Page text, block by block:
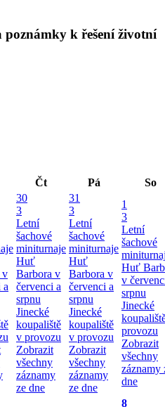
poznámky k řešení životní
Čt Pá
So
v
a
30
3
Letní
šachové
miniturnaje
Huť
Barbora v
červenci a
srpnu
Jinecké
koupaliště
v provozu
Zobrazit
všechny
záznamy
ze dne
31
3
Letní
šachové
miniturnaje
Huť
Barbora v
červenci a
srpnu
Jinecké
koupaliště
v provozu
Zobrazit
všechny
záznamy
ze dne
1
3
Letní
šachové
Huť
v
srpnu
Jinecké
provozu
Zobrazit
všechny
záznamy
dne
8